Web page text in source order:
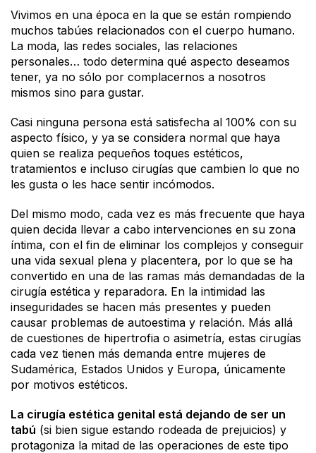
Vivimos en una época en la que se están rompiendo
muchos tabúes relacionados con el cuerpo humano.
La moda, las redes sociales, las relaciones
personales… todo determina qué aspecto deseamos
tener, ya no sólo por complacernos a nosotros
mismos sino para gustar.
Casi ninguna persona está satisfecha al 100% con su
aspecto físico, y ya se considera normal que haya
quien se realiza pequeños toques estéticos,
tratamientos e incluso cirugías que cambien lo que no
les gusta o les hace sentir incómodos.
Del mismo modo, cada vez es más frecuente que haya
quien decida llevar a cabo intervenciones en su zona
íntima, con el fin de eliminar los complejos y conseguir
una vida sexual plena y placentera, por lo que se ha
convertido en una de las ramas más demandadas de la
cirugía estética y reparadora. En la intimidad las
inseguridades se hacen más presentes y pueden
causar problemas de autoestima y relación. Más allá
de cuestiones de hipertrofia o asimetría, estas cirugías
cada vez tienen más demanda entre mujeres de
Sudamérica, Estados Unidos y Europa, únicamente
por motivos estéticos.
La cirugía estética genital está dejando de ser un
tabú (si bien sigue estando rodeada de prejuicios) y
protagoniza la mitad de las operaciones de este tipo